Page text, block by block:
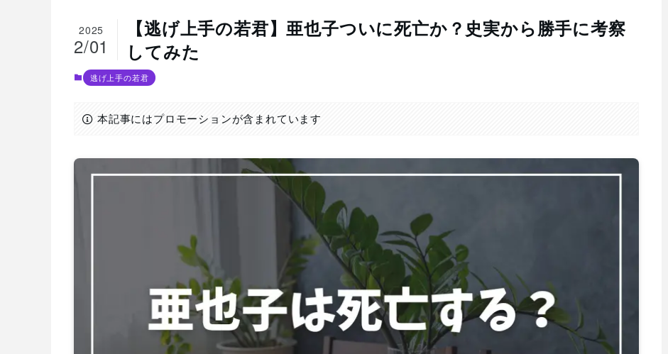
【逃げ上手の若君】亜也子ついに死亡か？史実から勝手に考察
してみた
2025
2/01
逃げ上手の若君
本記事にはプロモーションが含まれています